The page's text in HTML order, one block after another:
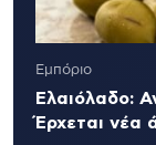
Εμπόριο
Ελαιόλαδο:
Έρχεται νέα